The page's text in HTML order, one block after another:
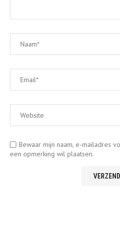
Bewaar mijn naam, e-mailadres
een opmerking wil plaatsen.